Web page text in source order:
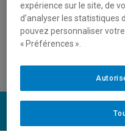
Pour connaître les
préscolaire, au primaire,
professionnelle
l’éducation.
UQAM
expérience sur le site, de
d’analyser les statistiques
pouvez personnaliser
« Préférences ».